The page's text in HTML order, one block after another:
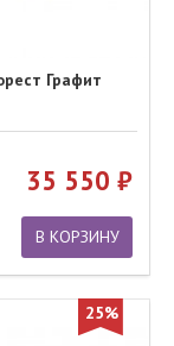
Графит
35 550
В КОРЗИНУ
25%